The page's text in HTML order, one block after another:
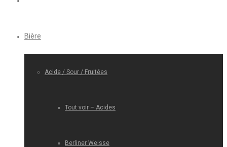
Bière
Acide / Sour / Fruitées
Tout voir – Acides
Berliner Weisse